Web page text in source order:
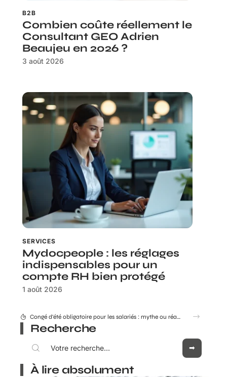
B2B
Combien coûte réellement le
Consultant GEO Adrien
Beaujeu en 2026 ?
3 août 2026
SERVICES
Mydocpeople : les réglages
indispensables pour un
compte RH bien protégé
1 août 2026
Combien coûte réellement le Consultant GEO Adrien Beaujeu en 2026 ?
Recherche
À lire absolument